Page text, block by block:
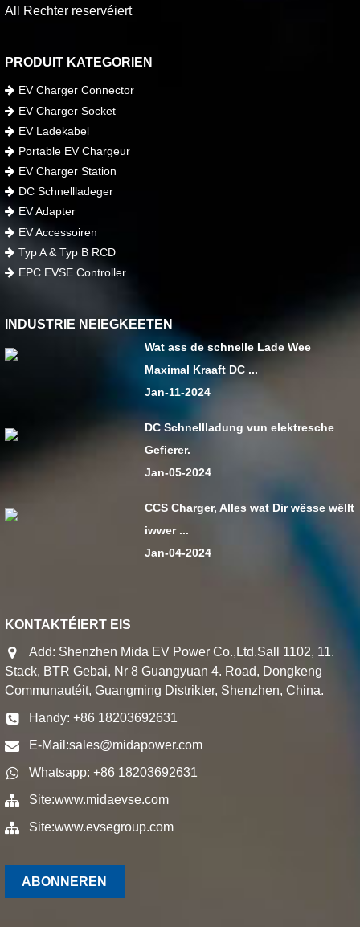
All Rechter reservéiert
PRODUIT KATEGORIEN
EV Charger Connector
EV Charger Socket
EV Ladekabel
Portable EV Chargeur
EV Charger Station
DC Schnellladeger
EV Adapter
EV Accessoiren
Typ A & Typ B RCD
EPC EVSE Controller
INDUSTRIE NEIEGKEETEN
Wat ass de schnelle Lade Wee
Maximal Kraaft DC ...
Jan-11-2024
DC Schnellladung vun elektresche
Gefierer.
Jan-05-2024
CCS Charger, Alles wat Dir wësse wëllt
iwwer ...
Jan-04-2024
KONTAKTÉIERT EIS
Add: Shenzhen Mida EV Power Co.,Ltd.Sall 1102, 11.
Stack, BTR Gebai, Nr 8 Guangyuan 4. Road, Dongkeng
Communautéit, Guangming Distrikter, Shenzhen, China.
Handy: +86 18203692631
E-Mail:sales@midapower.com
Whatsapp: +86 18203692631
Site:www.midaevse.com
Site:www.evsegroup.com
ABONNEREN